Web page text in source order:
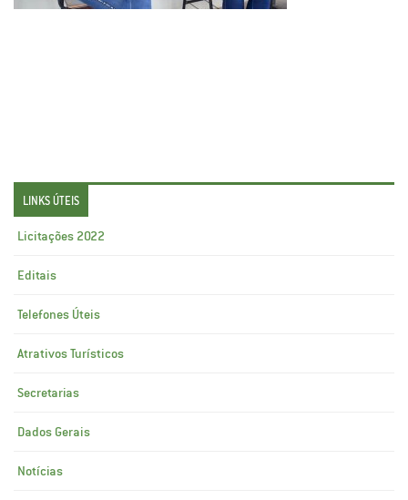
LINKS ÚTEIS
Licitações 2022
Editais
Telefones Úteis
Atrativos Turísticos
Secretarias
Dados Gerais
Notícias